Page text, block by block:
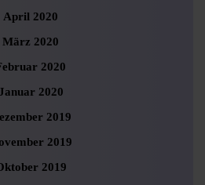
April 2020
März 2020
2020
Januar 2020
2019
2019
2019